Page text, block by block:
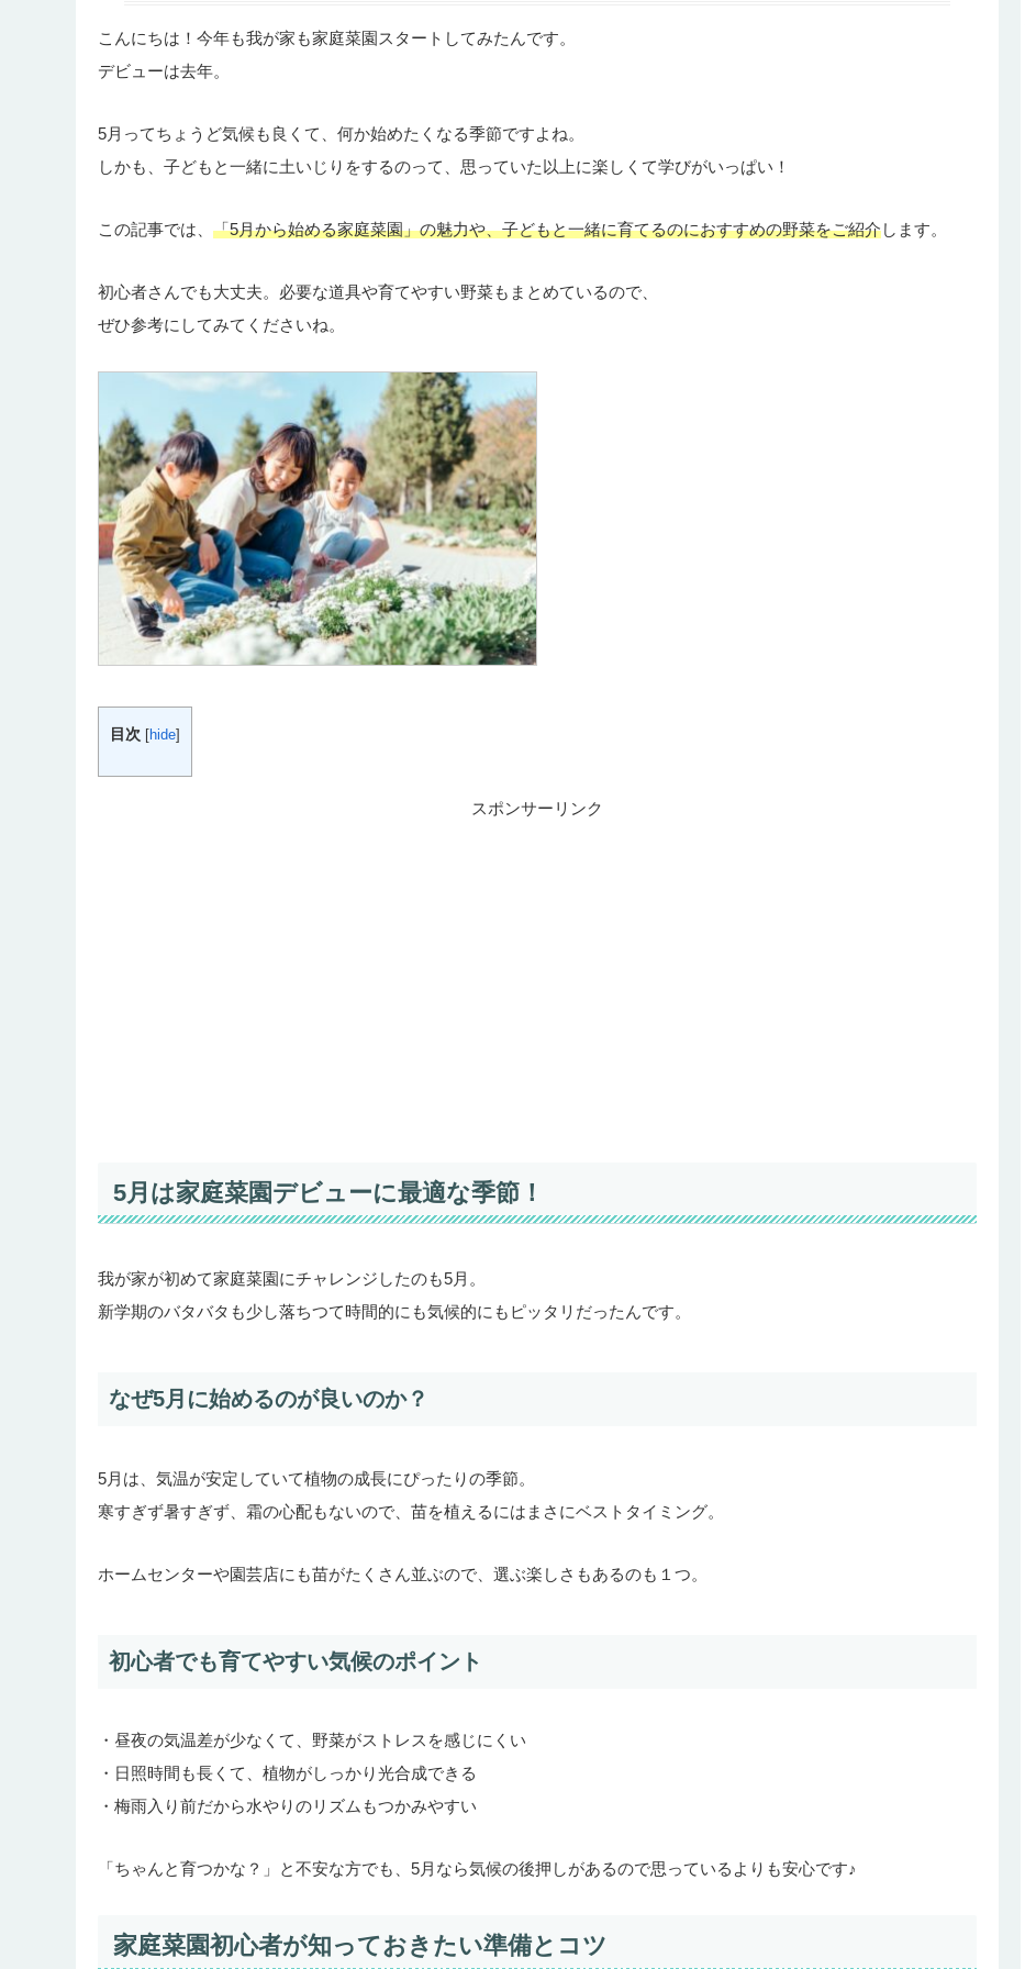
こんにちは！今年も我が家も家庭菜園スタートしてみたんです。
デビューは去年。
5月ってちょうど気候も良くて、何か始めたくなる季節ですよね。
しかも、子どもと一緒に土いじりをするのって、思っていた以上に楽しくて学びがいっぱい！
この記事では、 「5月から始める家庭菜園」の魅力や、子どもと一緒に育てるのにおすすめの野菜をご紹介します。
初心者さんでも大丈夫。必要な道具や育てやすい野菜もまとめているので、
ぜひ参考にしてみてくださいね。
目次 [hide]
スポンサーリンク
5月は家庭菜園デビューに最適な季節！
我が家が初めて家庭菜園にチャレンジしたのも5月。
新学期のバタバタも少し落ちつて時間的にも気候的にもピッタリだったんです。
なぜ5月に始めるのが良いのか？
5月は、気温が安定していて植物の成長にぴったりの季節。
寒すぎず暑すぎず、霜の心配もないので、苗を植えるにはまさにベストタイミング。
ホームセンターや園芸店にも苗がたくさん並ぶので、選ぶ楽しさもあるのも１つ。
初心者でも育てやすい気候のポイント
・昼夜の気温差が少なくて、野菜がストレスを感じにくい
・日照時間も長くて、植物がしっかり光合成できる
・梅雨入り前だから水やりのリズムもつかみやすい
「ちゃんと育つかな？」と不安な方でも、5月なら気候の後押しがあるので思っているよりも安心です♪
家庭菜園初心者が知っておきたい準備とコツ